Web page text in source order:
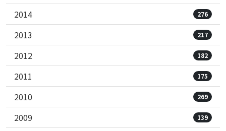
2014 276
2013 217
2012 182
2011 175
2010 269
2009 139